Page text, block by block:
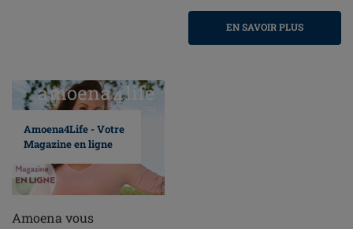
EN SAVOIR PLUS
Amoena4Life - Votre
Magazine en ligne
Amoena vous